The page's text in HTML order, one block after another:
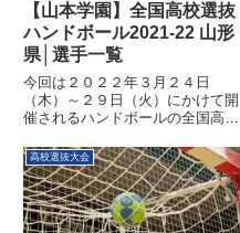
【山本学園】全国高校選抜
ハンドボール2021-22 山形
県│選手一覧
今回は２０２２年３月２４日
（木）～２９日（火）にかけて開
催されるハンドボールの全国高校
各地区の代表校が日本一を目指し
熱い戦いを繰り広げます、今後の
インターハイや国体に向けての勢
力図に関わる非常に重要な大会に
なり...
高校選抜大会